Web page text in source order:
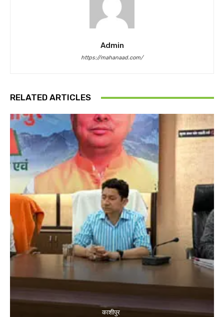
Admin
https://mahanaad.com/
RELATED ARTICLES
काशीपुर